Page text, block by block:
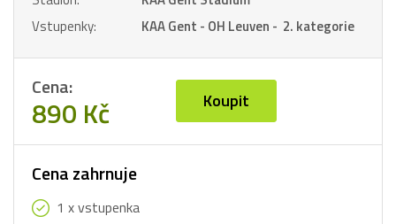
Vstupenky:
KAA Gent - OH Leuven - 2. kategorie
Cena:
890 Kč Koupit
Cena zahrnuje
1 x vstupenka